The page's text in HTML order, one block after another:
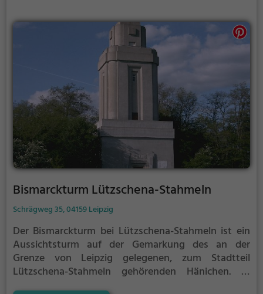
Bismarckturm Lützschena-Stahmeln
Schrägweg 35, 04159 Leipzig
Der Bismarckturm bei Lützschena-Stahmeln ist ein
Aussichtsturm auf der Gemarkung des an der
Grenze von Leipzig gelegenen, zum Stadtteil
Lützschena-Stahmeln gehörenden Hänichen. Er